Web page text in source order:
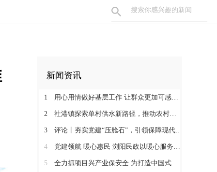
新闻资讯
1 用心用情做好基层工作 让群众更加可感可及
2 社港镇探索单村供水新路径，推动农村安全饮水提质升级
3 评论丨夯实党建“压舱石”，引领保障现代化建设新征程
4 党建领航 暖心惠民 浏阳民政以暖心服务书写惠民答卷
5 全力抓项目兴产业保安全 为打造中国式现代化县域示范作出更大贡献